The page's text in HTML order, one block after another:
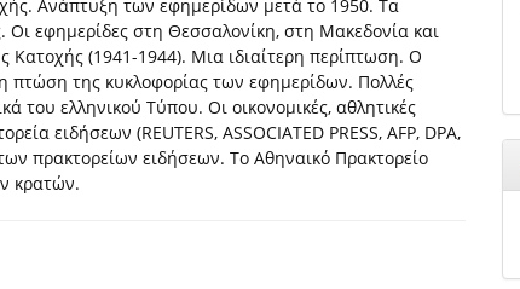
Ανάπτυξη των εφημερίδων μετά το 1950. Τα
εφημερίδες στη Θεσσαλονίκη, στη Μακεδονία και
Κατοχής (1941-1944). Μια ιδιαίτερη περίπτωση. Ο
πτώση της κυκλοφορίας των εφημερίδων. Πολλές
του ελληνικού Τύπου. Οι οικονομικές, αθλητικές
ειδήσεων (REUTERS, ASSOCIATED PRESS, AFP, DPA,
πρακτορείων ειδήσεων. Το Αθηναικό Πρακτορείο
κρατών.